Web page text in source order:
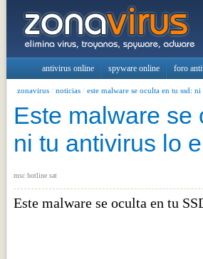
antivirus online spyware online foro
zonavirus / noticias / este malware se oculta en tu ssd:
Este malware se
ni tu antivirus lo
msc hotline sat
Este malware se oculta en tu